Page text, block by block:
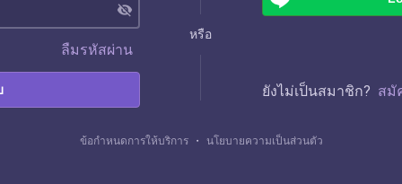
visibility_off
ลืมรหัสผ่าน
หรือ
ยังไม่เป็นสมาชิก? สมั
ข้อกำหนดการให้บริการ ・ นโยบายความเป็นส่วนตัว